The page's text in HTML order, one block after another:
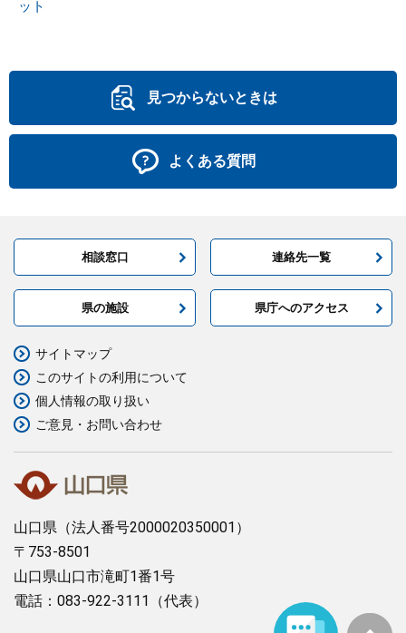
ット
見つからないときは
よくある質問
相談窓口 連絡先一覧
県の施設 県庁へのアクセス
山口県 （法人番号2000020350001）
〒753-8501
山口県山口市滝町1番1号
電話：083-922-3111（代表）
サイトマップ
このサイトの利用について
個人情報の取り扱い
ご意見・お問い合わせ